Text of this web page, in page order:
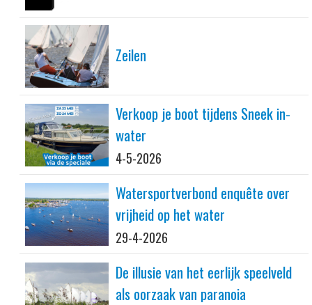
Zeilen
Verkoop je boot tijdens Sneek in-
water
4-5-2026
Watersportverbond enquête over
vrijheid op het water
29-4-2026
De illusie van het eerlijk speelveld
als oorzaak van paranoia